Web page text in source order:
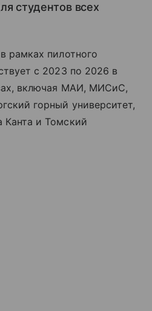
студентов всех
рамках пилотного
с 2023 по 2026 в
включая МАИ, МИСиС,
горный университет,
и Томский